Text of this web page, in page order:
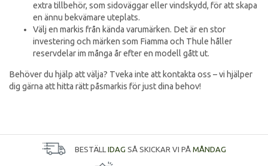
extra tillbehör, som sidoväggar eller vindskydd, för att skapa
en ännu bekvämare uteplats.
Välj en markis från kända varumärken. Det är en stor
investering och märken som Fiamma och Thule håller
reservdelar im många år efter en modell gått ut.
Behöver du hjälp att välja? Tveka inte att kontakta oss – vi hjälper
dig gärna att hitta rätt påsmarkis för just dina behov!
BESTÄLL IDAG SÅ SKICKAR VI PÅ MÅNDAG